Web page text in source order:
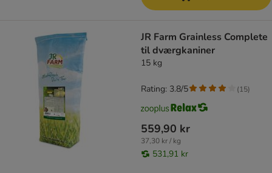
JR Farm Grainless Complete
til dværgkaniner
15 kg
559,90 kr
37,30 kr / kg
531,91 kr
Rating: 3.8/5 (15)